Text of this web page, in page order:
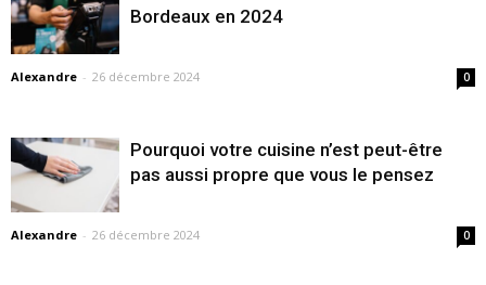
Bordeaux en 2024
Alexandre - 26 décembre 2024 0
Pourquoi votre cuisine n’est peut-être
pas aussi propre que vous le pensez
Alexandre - 26 décembre 2024 0